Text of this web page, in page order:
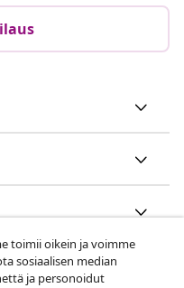
toimii oikein ja voimme
sosiaalisen median
ja personoidut